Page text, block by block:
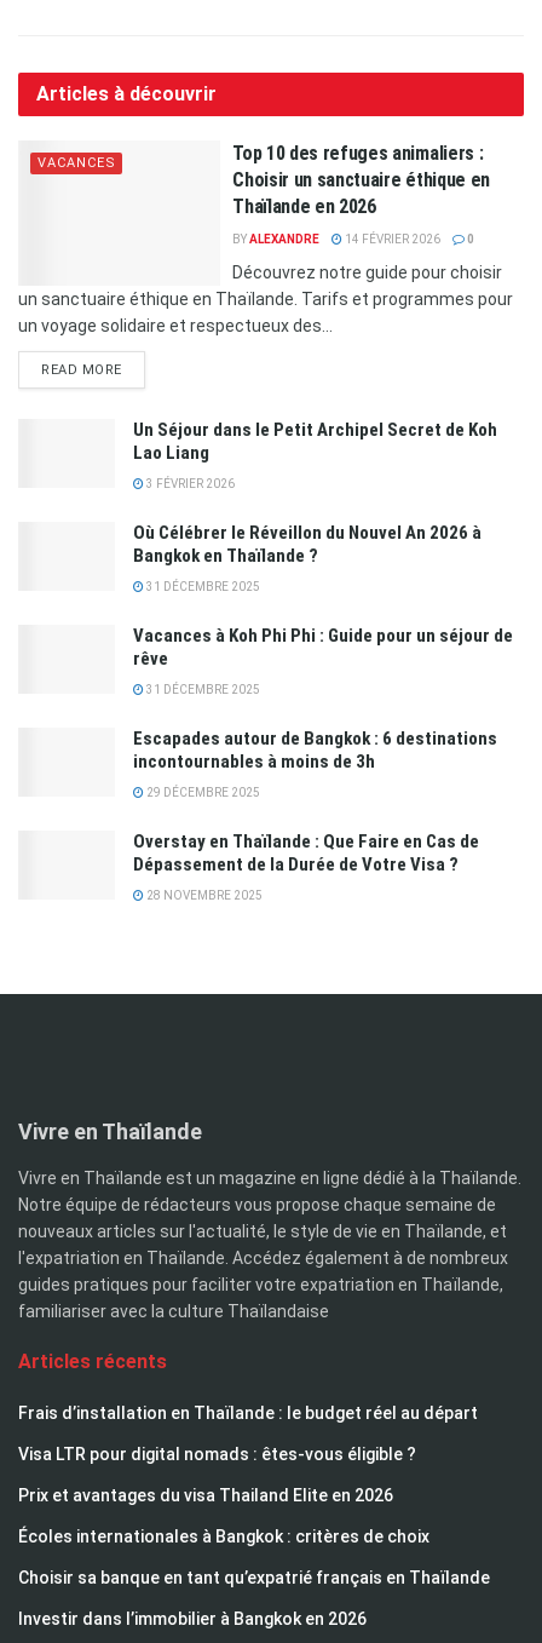
Articles à découvrir
VACANCES
Top 10 des refuges animaliers :
Choisir un sanctuaire éthique en
Thaïlande en 2026
BYALEXANDRE 14 FÉVRIER 2026 0
Découvrez notre guide pour choisir
un sanctuaire éthique en Thaïlande. Tarifs et programmes pour
un voyage solidaire et respectueux des...
READ MORE
Un Séjour dans le Petit Archipel Secret de Koh
Lao Liang
3 FÉVRIER 2026
Où Célébrer le Réveillon du Nouvel An 2026 à
Bangkok en Thaïlande ?
31 DÉCEMBRE 2025
Vacances à Koh Phi Phi : Guide pour un séjour de
rêve
31 DÉCEMBRE 2025
Escapades autour de Bangkok : 6 destinations
incontournables à moins de 3h
29 DÉCEMBRE 2025
Overstay en Thaïlande : Que Faire en Cas de
Dépassement de la Durée de Votre Visa ?
28 NOVEMBRE 2025
Vivre en Thaïlande
Vivre en Thaïlande est un magazine en ligne dédié à la Thaïlande.
Notre équipe de rédacteurs vous propose chaque semaine de
nouveaux articles sur l'actualité, le style de vie en Thaïlande, et
l'expatriation en Thaïlande. Accédez également à de nombreux
guides pratiques pour faciliter votre expatriation en Thaïlande,
familiariser avec la culture Thaïlandaise
Articles récents
Frais d’installation en Thaïlande : le budget réel au départ
Visa LTR pour digital nomads : êtes-vous éligible ?
Prix et avantages du visa Thailand Elite en 2026
Écoles internationales à Bangkok : critères de choix
Choisir sa banque en tant qu’expatrié français en Thaïlande
Investir dans l’immobilier à Bangkok en 2026